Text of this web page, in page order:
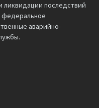
ликвидации последствий
федеральное
аварийно-